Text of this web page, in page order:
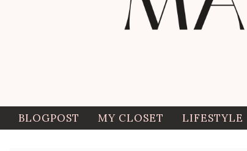
BLOGPOST MY CLOSET LIFESTYLE